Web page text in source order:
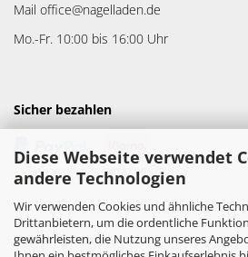
Diese Webseite verwendet
andere Technologien
Wir verwenden Cookies und ähnliche
Drittanbietern, um die ordentliche
gewährleisten, die Nutzung unseres
Mail office@nagelladen.de
Mo.-Fr. 10:00 bis 16:00 Uhr
Sicher bezahlen
Versandpartner